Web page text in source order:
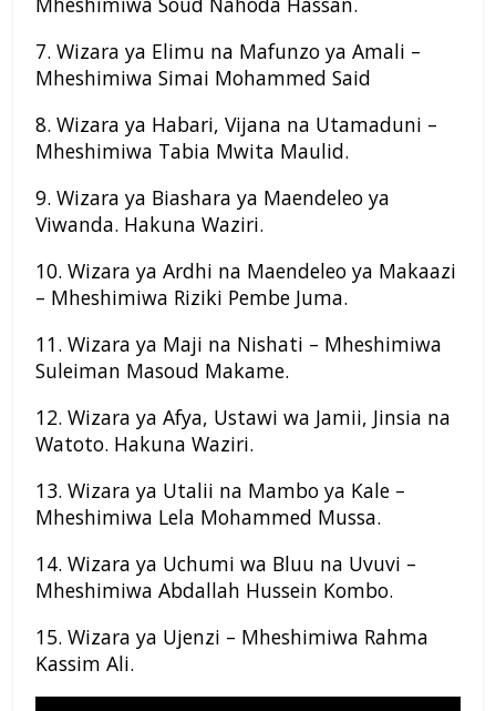
7. Wizara ya Elimu na Mafunzo ya Amali –
Mheshimiwa Simai Mohammed Said
8. Wizara ya Habari, Vijana na Utamaduni –
Mheshimiwa Tabia Mwita Maulid.
9. Wizara ya Biashara ya Maendeleo ya
Viwanda. Hakuna Waziri.
10. Wizara ya Ardhi na Maendeleo ya Makaazi
– Mheshimiwa Riziki Pembe Juma.
11. Wizara ya Maji na Nishati – Mheshimiwa
Suleiman Masoud Makame.
12. Wizara ya Afya, Ustawi wa Jamii, Jinsia na
Watoto. Hakuna Waziri.
13. Wizara ya Utalii na Mambo ya Kale –
Mheshimiwa Lela Mohammed Mussa.
14. Wizara ya Uchumi wa Bluu na Uvuvi –
Mheshimiwa Abdallah Hussein Kombo.
15. Wizara ya Ujenzi – Mheshimiwa Rahma
Kassim Ali.